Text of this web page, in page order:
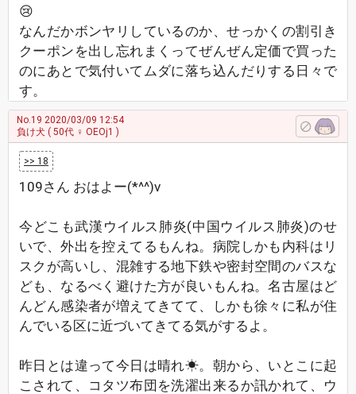
😢
なんだかボンヤリしているのか、せっかくの割引き
クーポンを出し忘れまくってぜんぜん定価で買った
のにあとで気付いてムダに落ち込んだりする日々で
す。
No.19 2020/03/09 12:54
負け犬 ( 50代 ♀ OEOj1 )
>> 18
109さん おはよー(*^^)v
今どこも武漢ウイルス肺炎(中国ウイルス肺炎)のせ
いで、外出を控えてるもんね。病院しかも内科はリ
スクが高いし、混雑する地下鉄や密封空間のバスな
ども、なるべく避けた方が良いもんね。名古屋はど
んどん感染者が増えてきてて、しかも徐々に私が住
んでいる区に近づいてきてる気がするよ。
昨日とは違って今日は晴れ☀。朝から、いとこに起
こされて、コタツ布団を洗濯出来るか訊かれて、ウ